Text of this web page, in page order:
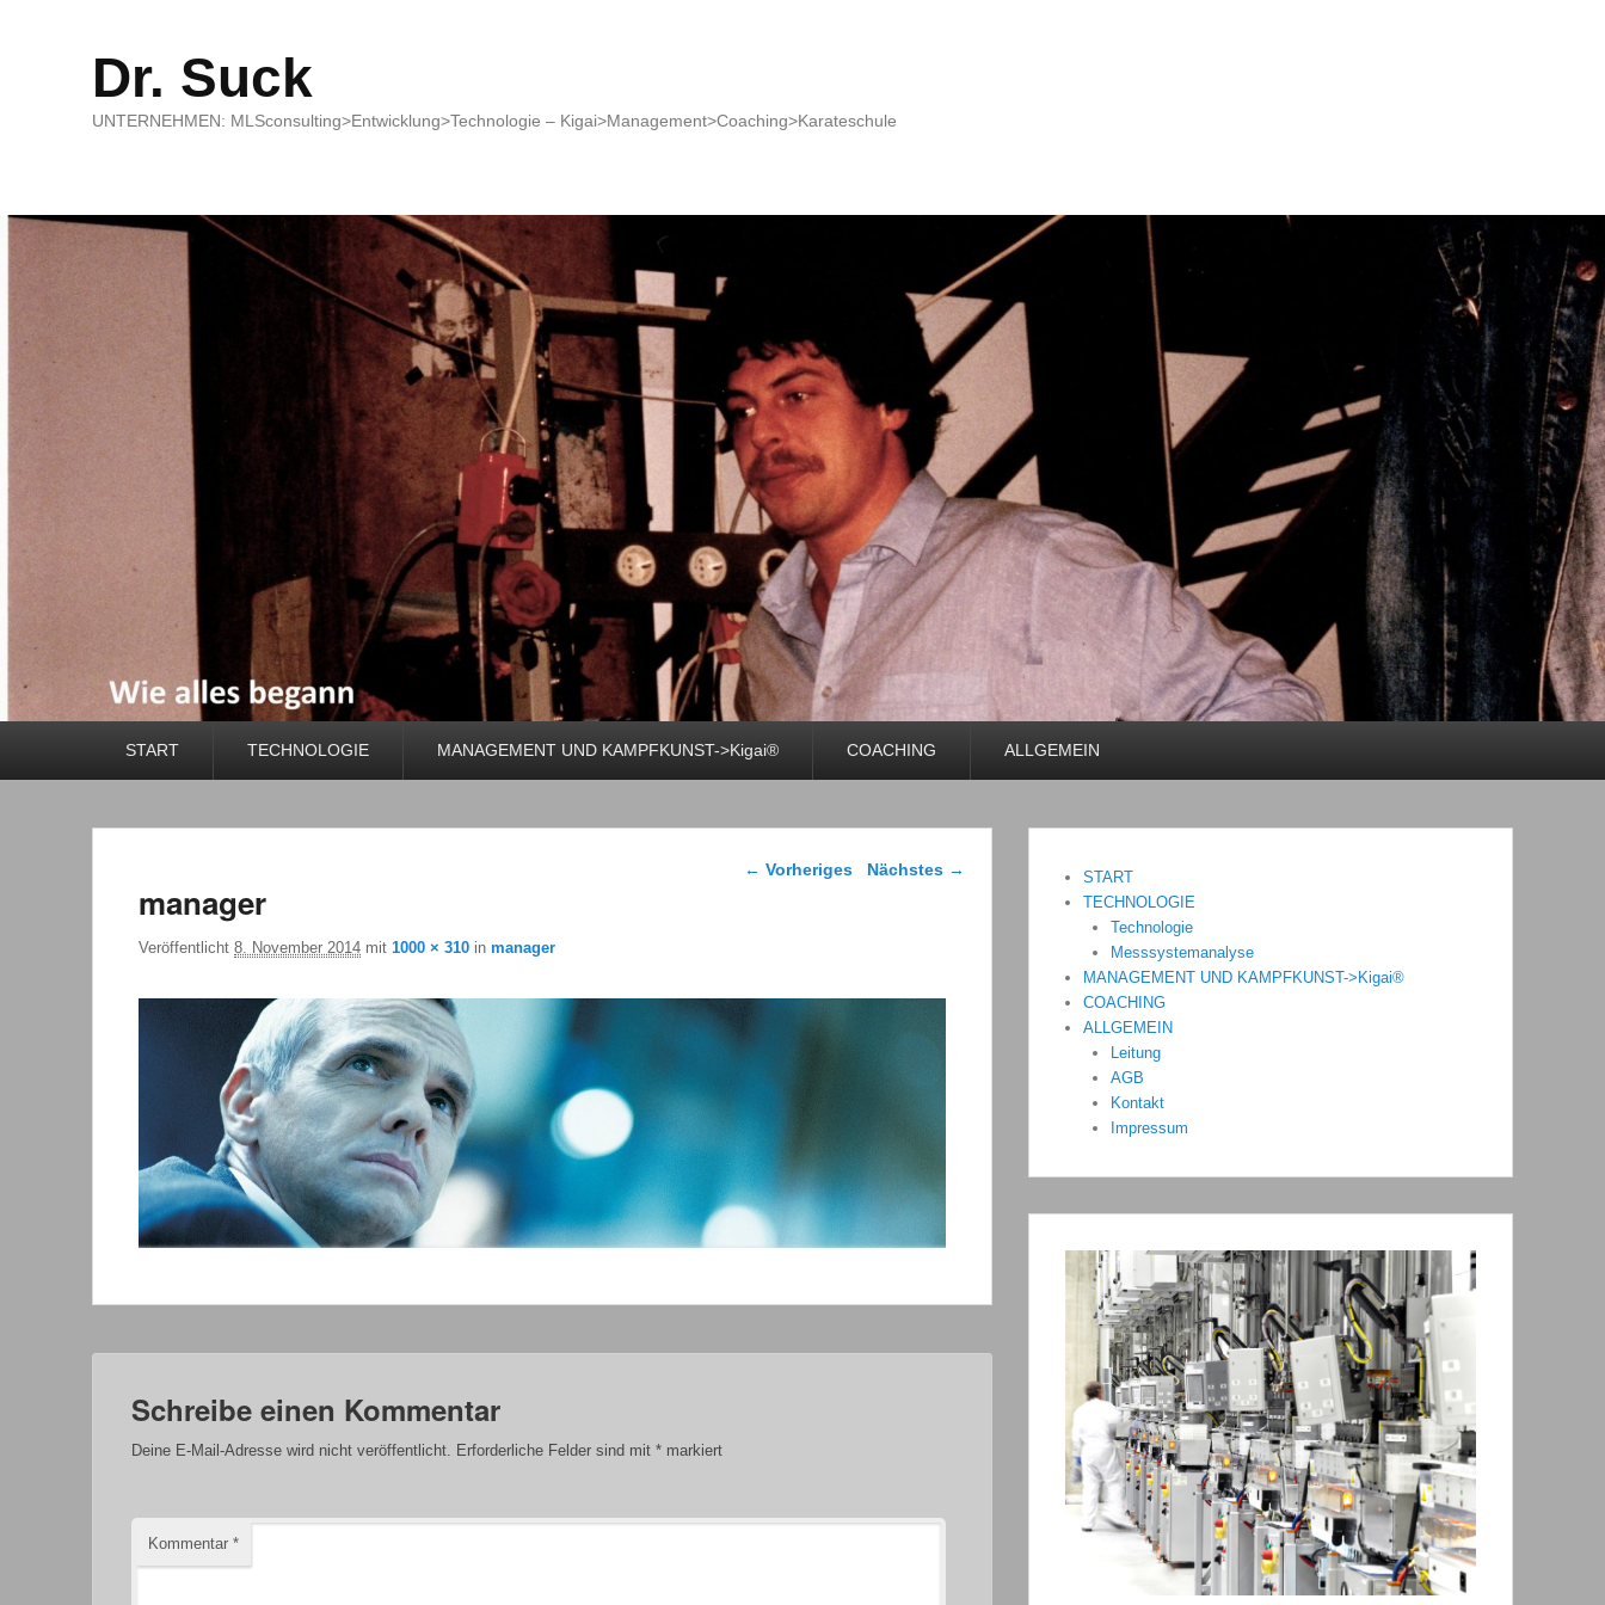
Dr. Suck
UNTERNEHMEN: MLSconsulting>Entwicklung>Technologie – Kigai>Management>Coaching>Karateschule
START TECHNOLOGIE MANAGEMENT UND KAMPFKUNST->Kigai® COACHING ALLGEMEIN
Bilder-Navigation
← Vorheriges Nächstes →
manager
Veröffentlicht 8. November 2014 mit 1000 × 310 in manager
Schreibe einen Kommentar
Deine E-Mail-Adresse wird nicht veröffentlicht. Erforderliche Felder sind mit * markiert
Kommentar *
START
TECHNOLOGIE
Technologie
Messsystemanalyse
MANAGEMENT UND KAMPFKUNST->Kigai®
COACHING
ALLGEMEIN
Leitung
AGB
Kontakt
Impressum